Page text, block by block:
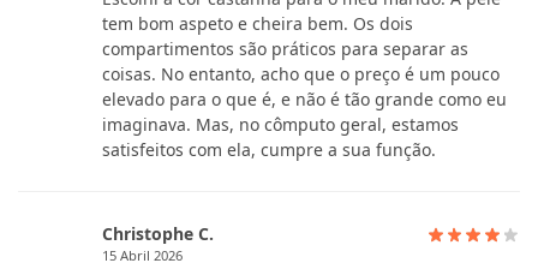
tem bom aspeto e cheira bem. Os dois
compartimentos são práticos para separar as
coisas. No entanto, acho que o preço é um pouco
elevado para o que é, e não é tão grande como eu
imaginava. Mas, no cômputo geral, estamos
satisfeitos com ela, cumpre a sua função.
Christophe C.
15 Abril 2026